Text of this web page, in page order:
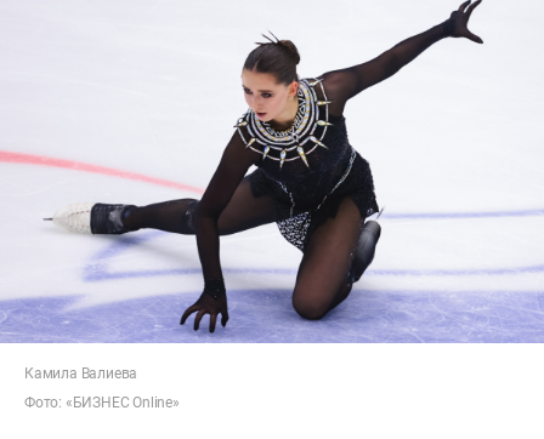
Камила Валиева
Фото: «БИЗНЕС Online»